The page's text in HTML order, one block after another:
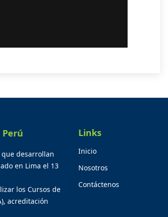
desarrollan
en Lima el 13
los Cursos de
acreditación
Links
Inicio
Nosotros
Contáctenos